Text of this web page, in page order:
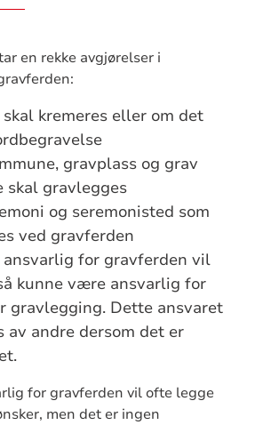
en rekke avgjørelser i
skal kremeres eller om det
gravplass og grav
skal gravlegges
og seremonisted som
ved gravferden
ansvarlig for gravferden vil
kunne være ansvarlig for
gravlegging. Dette ansvaret
av andre dersom det er
for gravferden vil ofte legge
men det er ingen